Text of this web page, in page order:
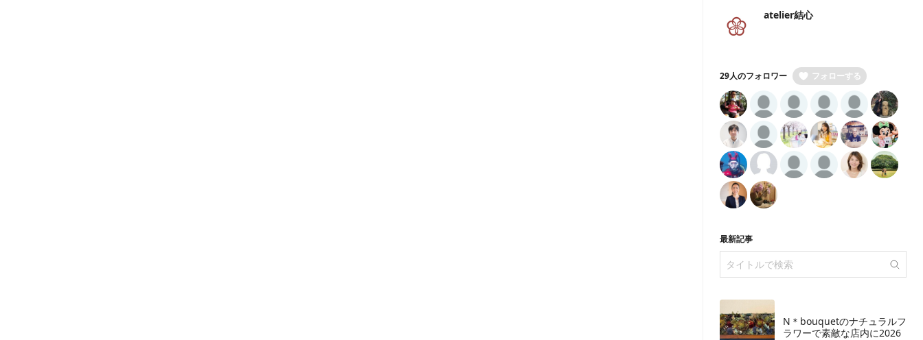
atelier結心
29人のフォロワー フォローする
最新記事
N＊bouquetのナチュラルフ
ラワーで素敵な店内に2026